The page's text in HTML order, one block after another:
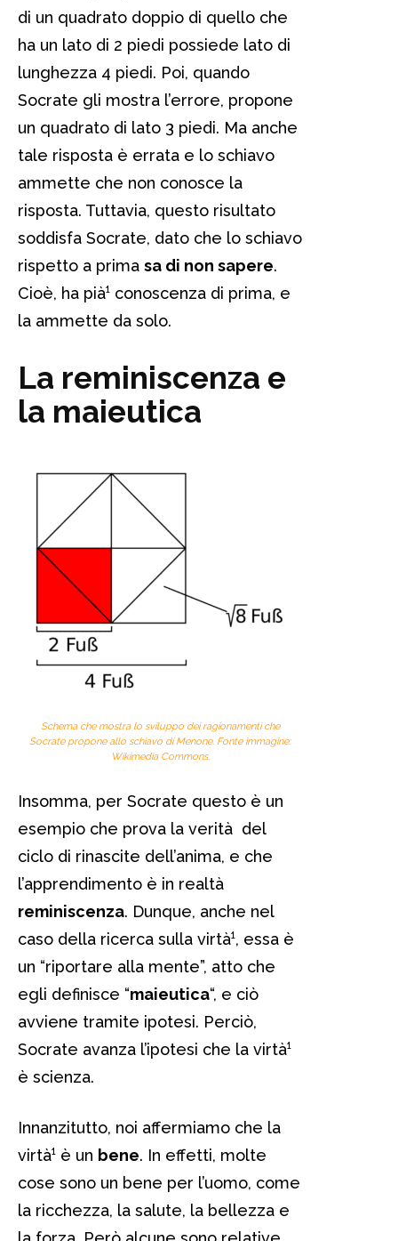
di un quadrato doppio di quello che
ha un lato di 2 piedi possiede lato di
lunghezza 4 piedi. Poi, quando
Socrate gli mostra l’errore, propone
un quadrato di lato 3 piedi. Ma anche
tale risposta è errata e lo schiavo
ammette che non conosce la
risposta. Tuttavia, questo risultato
soddisfa Socrate, dato che lo schiavo
rispetto a prima sa di non sapere.
Cioè, ha pià¹ conoscenza di prima, e
la ammette da solo.
La reminiscenza e
la maieutica
Schema che mostra lo sviluppo dei ragionamenti che
Socrate propone allo schiavo di Menone. Fonte immagine:
Wikimedia Commons.
Insomma, per Socrate questo è un
esempio che prova la verità del
ciclo di rinascite dell’anima, e che
l’apprendimento è in realtà
reminiscenza. Dunque, anche nel
caso della ricerca sulla virtà¹, essa è
un “riportare alla mente”, atto che
egli definisce “maieutica“, e ciò
avviene tramite ipotesi. Perciò,
Socrate avanza l’ipotesi che la virtà¹
è scienza.
Innanzitutto, noi affermiamo che la
virtà¹ è un bene. In effetti, molte
cose sono un bene per l’uomo, come
la ricchezza, la salute, la bellezza e